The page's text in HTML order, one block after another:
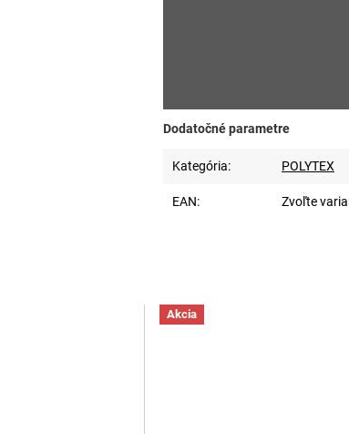
Dodatočné parametre
Kategória: POLYTEX
EAN: Zvoľte
Akcia